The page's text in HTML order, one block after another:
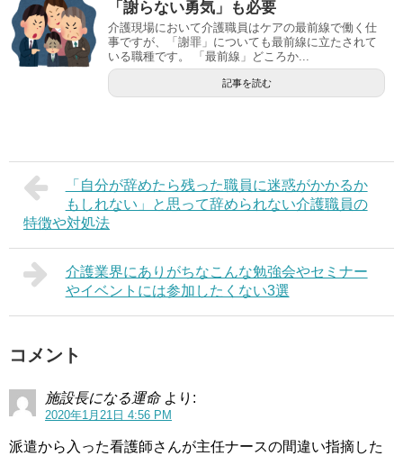
「謝らない勇気」も必要
介護現場において介護職員はケアの最前線で働く仕
事ですが、「謝罪」についても最前線に立たされて
いる職種です。 「最前線」どころか...
記事を読む
「自分が辞めたら残った職員に迷惑がかかるか
もしれない」と思って辞められない介護職員の
特徴や対処法
介護業界にありがちなこんな勉強会やセミナー
やイベントには参加したくない3選
コメント
施設長になる運命 より:
2020年1月21日 4:56 PM
派遣から入った看護師さんが主任ナースの間違い指摘した